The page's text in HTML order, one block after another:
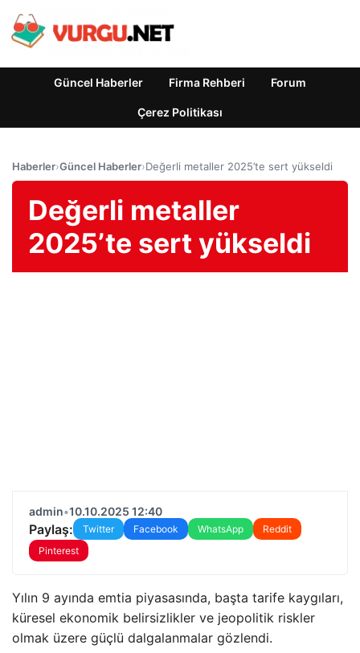
Güncel Haberler Firma Rehberi Forum
Çerez Politikası
Haberler›Güncel Haberler›Değerli metaller 2025’te sert yükseldi
Değerli metaller
2025’te sert yükseldi
admin•10.10.2025 12:40
Paylaş: Twitter Facebook WhatsApp
Reddit
Pinterest
Yılın 9 ayında emtia piyasasında, başta tarife kaygıları,
küresel ekonomik belirsizlikler ve jeopolitik riskler
olmak üzere güçlü dalgalanmalar gözlendi.